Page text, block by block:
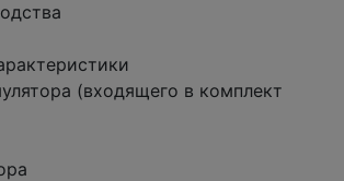
(входящего в комплект